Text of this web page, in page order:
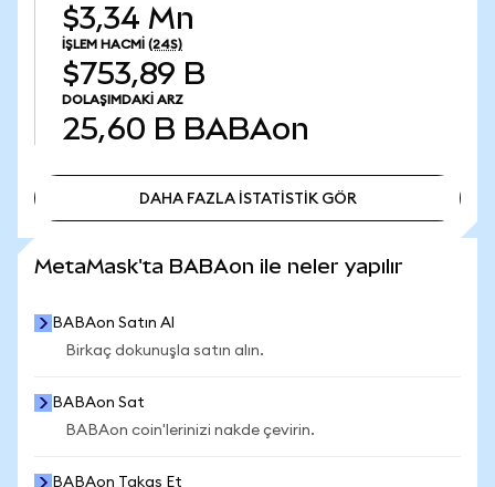
$3,34 Mn
İŞLEM HACMI (24S)
$753,89 B
DOLAŞIMDAKI ARZ
25,60 B BABAon
DAHA FAZLA İSTATİSTİK GÖR
MetaMask'ta BABAon ile neler yapılır
BABAon Satın Al
Birkaç dokunuşla satın alın.
BABAon Sat
BABAon coin'lerinizi nakde çevirin.
BABAon Takas Et